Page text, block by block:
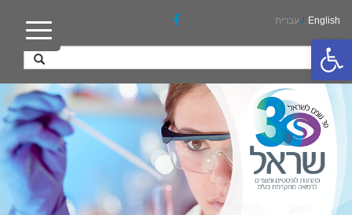
פתח סרגל נגישות
English
/ עברית